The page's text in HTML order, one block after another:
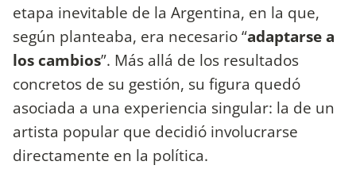
etapa inevitable de la Argentina, en la que,
según planteaba, era necesario “adaptarse a
los cambios”. Más allá de los resultados
concretos de su gestión, su figura quedó
asociada a una experiencia singular: la de un
artista popular que decidió involucrarse
directamente en la política.